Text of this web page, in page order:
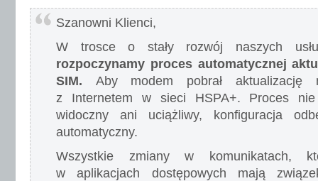
Szanowni Klienci,
W trosce o stały rozwój naszych
rozpoczynamy proces automatycznej
SIM. Aby modem pobrał aktualizację
z Internetem w sieci HSPA+. Proces
widoczny ani uciążliwy, konfiguracja
automatyczny.
Wszystkie zmiany w komunikatach,
w aplikacjach dostępowych mają